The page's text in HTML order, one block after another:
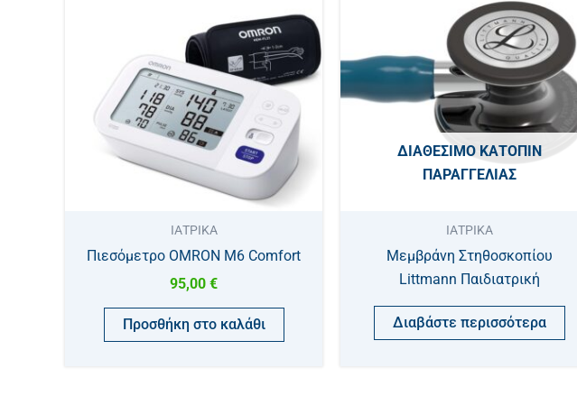
ΙΑΤΡΙΚΑ
Πιεσόμετρο OMRON M6 Comfort
95,00 €
Προσθήκη στο καλάθι
ΔΙΑΘΈΣΙΜΟ ΚΑΤΌΠΙΝ
ΠΑΡΑΓΓΕΛΊΑΣ
ΙΑΤΡΙΚΑ
Μεμβράνη Στηθοσκοπίου
Littmann Παιδιατρική
Διαβάστε περισσότερα